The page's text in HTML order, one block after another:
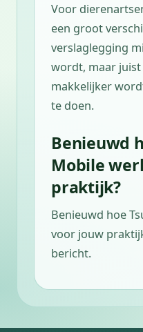
Voor
een groot
verslaglegging
wordt, maar
makkelijker
te doen.
Benieuwd
Mobile
praktijk?
Benieuwd hoe
voor jouw
bericht.